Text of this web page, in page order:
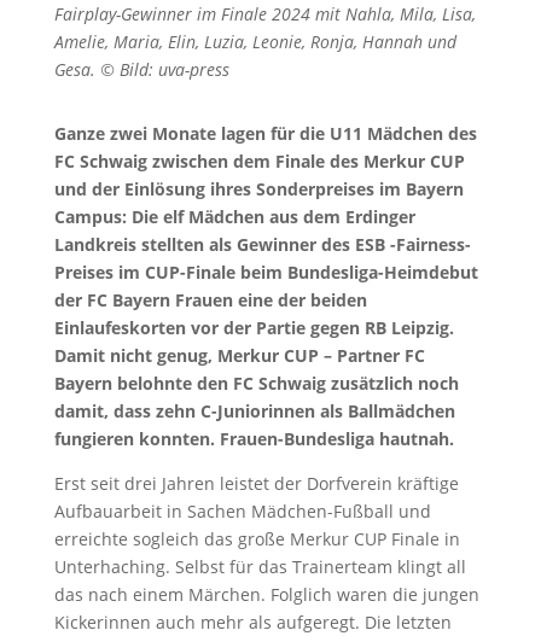
Fairplay-Gewinner im Finale 2024 mit Nahla, Mila, Lisa,
Amelie, Maria, Elin, Luzia, Leonie, Ronja, Hannah und
Gesa. © Bild: uva-press
Ganze zwei Monate lagen für die U11 Mädchen des
FC Schwaig zwischen dem Finale des Merkur CUP
und der Einlösung ihres Sonderpreises im Bayern
Campus: Die elf Mädchen aus dem Erdinger
Landkreis stellten als Gewinner des ESB -Fairness-
Preises im CUP-Finale beim Bundesliga-Heimdebut
der FC Bayern Frauen eine der beiden
Einlaufeskorten vor der Partie gegen RB Leipzig.
Damit nicht genug, Merkur CUP – Partner FC
Bayern belohnte den FC Schwaig zusätzlich noch
damit, dass zehn C-Juniorinnen als Ballmädchen
fungieren konnten. Frauen-Bundesliga hautnah.
Erst seit drei Jahren leistet der Dorfverein kräftige
Aufbauarbeit in Sachen Mädchen-Fußball und
erreichte sogleich das große Merkur CUP Finale in
Unterhaching. Selbst für das Trainerteam klingt all
das nach einem Märchen. Folglich waren die jungen
Kickerinnen auch mehr als aufgeregt. Die letzten